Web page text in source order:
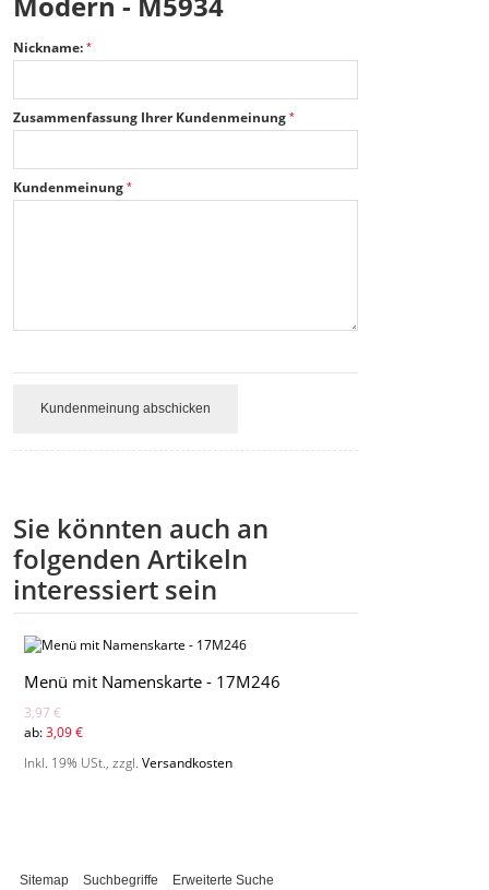
Nickname:
Zusammenfassung Ihrer Kundenmeinung
Kundenmeinung
Kundenmeinung abschicken
Sie könnten auch an
folgenden Artikeln
interessiert sein
Menü mit Namenskarte - 17M246
3,97 €
ab:3,09 €
Inkl. 19% USt.,zzgl.Versandkosten
Sitemap Suchbegriffe Erweiterte Suche